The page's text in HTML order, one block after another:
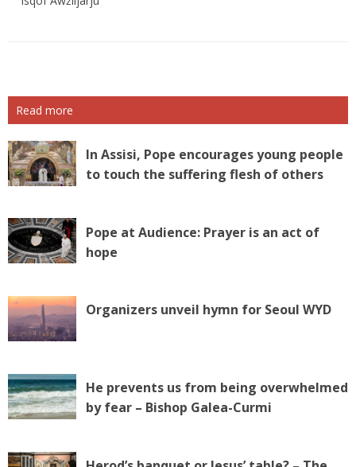
Read more
In Assisi, Pope encourages young people
to touch the suffering flesh of others
Pope at Audience: Prayer is an act of
hope
Organizers unveil hymn for Seoul WYD
He prevents us from being overwhelmed
by fear – Bishop Galea-Curmi